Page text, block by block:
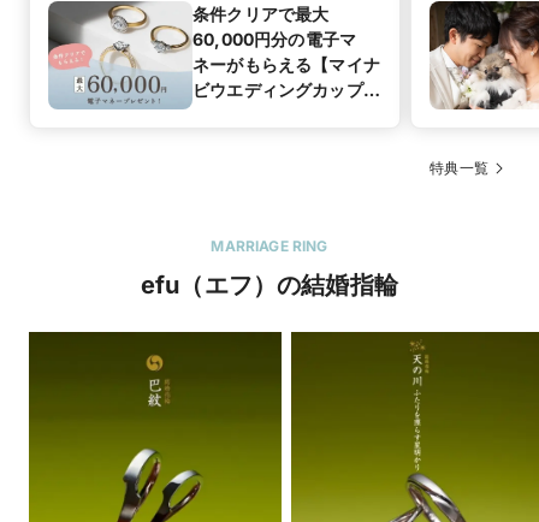
条件クリアで最大
60,000円分の電子マ
ネーがもらえる【マイナ
ビウエディングカップル
特典一覧
MARRIAGE RING
efu（エフ）の結婚指輪